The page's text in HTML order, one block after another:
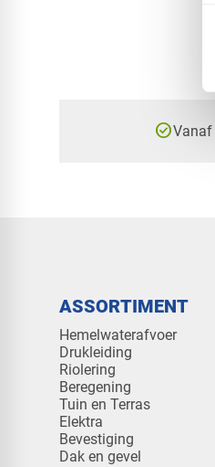
check_circleVanaf
ASSORTIMENT
Hemelwaterafvoer
Drukleiding
Riolering
Beregening
Tuin en Terras
Elektra
Bevestiging
Dak en gevel